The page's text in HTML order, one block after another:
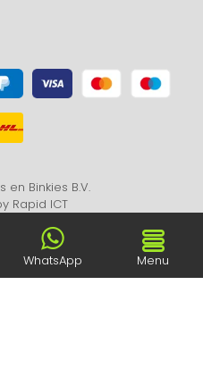
en Binkies B.V.
Rapid ICT
WhatsApp Menu